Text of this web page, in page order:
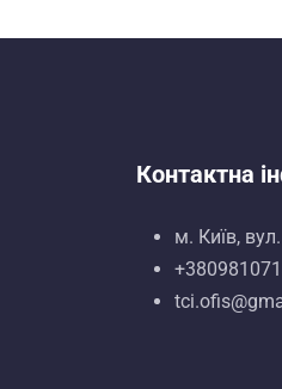
Контактна
м. Київ,